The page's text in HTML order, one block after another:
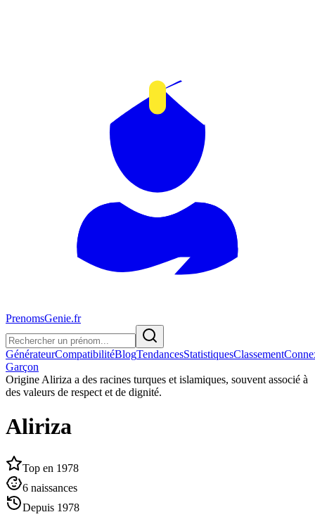
PrenomsGenie.fr
GénérateurCompatibilitéBlogTendancesStatistiquesClassement
Garçon
Origine Aliriza a des racines turques et islamiques, souvent associé à
des valeurs de respect et de dignité.
Aliriza
Top en 1978
6 naissances
Depuis 1978